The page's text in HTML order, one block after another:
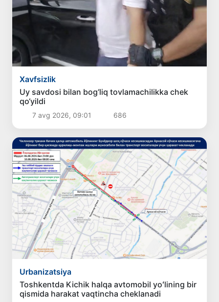
Xavfsizlik
Uy savdosi bilan bog‘liq tovlamachilikka chek
qo‘yildi
7 avg 2026, 09:01 686
Urbanizatsiya
Toshkentda Kichik halqa avtomobil yoʻlining bir
qismida harakat vaqtincha cheklanadi